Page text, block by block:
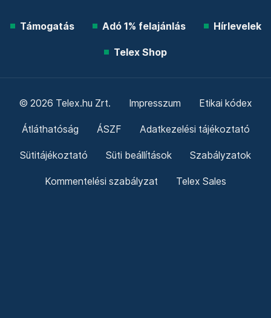
Támogatás Adó 1% felajánlás Hírlevelek
Telex Shop
© 2026 Telex.hu Zrt. Impresszum Etikai kódex
Átláthatóság ÁSZF Adatkezelési tájékoztató
Sütitájékoztató Süti beállítások Szabályzatok
Kommentelési szabályzat Telex Sales